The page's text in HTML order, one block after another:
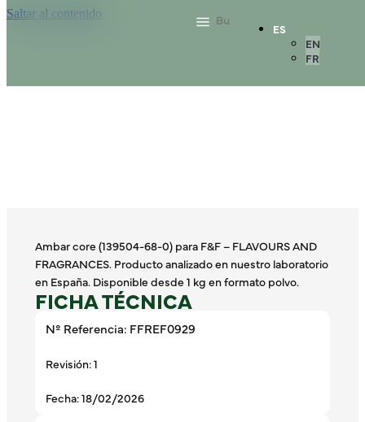
Saltar al contenido
ES
EN
FR
Ambar core (139504-68-0) para F&F – FLAVOURS AND
FRAGRANCES. Producto analizado en nuestro laboratorio
en España. Disponible desde 1 kg en formato polvo.
FICHA TÉCNICA
Nº Referencia: FFREF0929
Revisión: 1
Fecha: 18/02/2026